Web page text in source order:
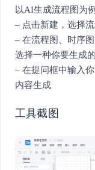
以AI生成流程图为
– 点击新建，选择
– 在流程图、时序
选择一种你要生成
– 在提问框中输入
内容生成
工具截图